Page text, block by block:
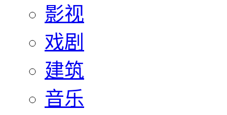
影视
戏剧
建筑
音乐